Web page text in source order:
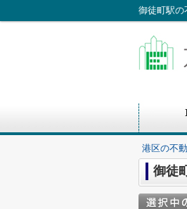
御徒町駅の
港区の不
御徒